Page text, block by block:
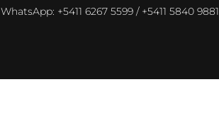
WhatsApp: +5411 6267 5599 / +5411 5840 9881